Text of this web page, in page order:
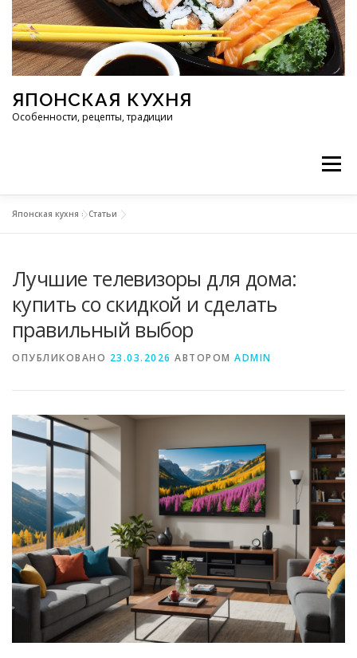
Перейти к содержимому
ЯПОНСКАЯ КУХНЯ
Особенности, рецепты, традиции
Меню
РЕЦЕПТЫ ТРАДИЦИИ СТАТЬИ
Японская кухня »Статьи
Лучшие телевизоры для дома:
купить со скидкой и сделать
правильный выбор
ОПУБЛИКОВАНО 23.03.2026 АВТОРОМ ADMIN